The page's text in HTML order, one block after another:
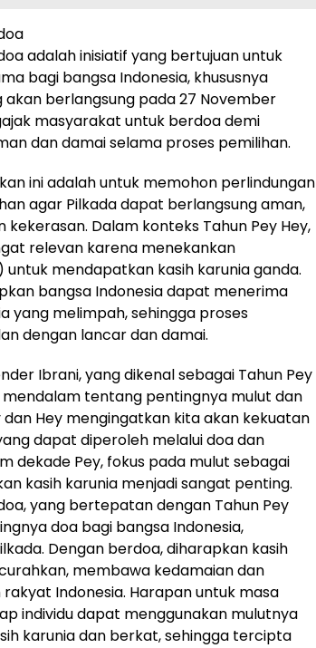
adalah inisiatif yang bertujuan untuk
bagi bangsa Indonesia, khususnya
akan berlangsung pada 27 November
masyarakat untuk berdoa demi
dan damai selama proses pemilihan.
ini adalah untuk memohon perlindungan
agar Pilkada dapat berlangsung aman,
Dalam konteks Tahun Pey Hey,
relevan karena menekankan
mendapatkan kasih karunia ganda.
bangsa Indonesia dapat menerima
yang melimpah, sehingga proses
dengan lancar dan damai.
Ibrani, yang dikenal sebagai Tahun Pey
tentang pentingnya mulut dan
dan Hey mengingatkan kita akan kekuatan
dapat diperoleh melalui doa dan
dekade Pey, fokus pada mulut sebagai
kasih karunia menjadi sangat penting.
yang bertepatan dengan Tahun Pey
doa bagi bangsa Indonesia,
Dengan berdoa, diharapkan kasih
membawa kedamaian dan
Indonesia. Harapan untuk masa
individu dapat menggunakan mulutnya
karunia dan berkat, sehingga tercipta